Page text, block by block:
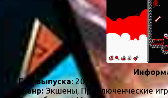
Год выпуска:2015
Жанр:Экшены, Приключенческие